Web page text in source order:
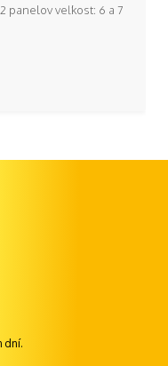
panelov veľkost: 6 a 7
dní.